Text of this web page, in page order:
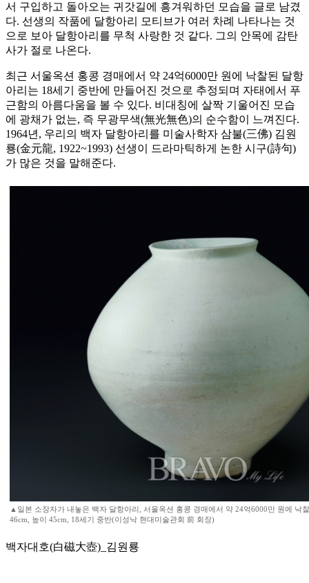
서 구입하고 돌아오는 귀갓길에 흥겨워하던 모습을 글로 남겼
다. 선생의 작품에 달항아리 모티브가 여러 차례 나타나는 것
으로 보아 달항아리를 무척 사랑한 것 같다. 그의 안목에 감탄
사가 절로 나온다.
최근 서울옥션 홍콩 경매에서 약 24억6000만 원에 낙찰된 달항
아리는 18세기 중반에 만들어진 것으로 추정되며 자태에서 푸
근함의 아름다움을 볼 수 있다. 비대칭에 살짝 기울어진 모습
에 광채가 없는, 즉 무광무색(無光無色)의 순수함이 느껴진다.
1964년, 우리의 백자 달항아리를 미술사학자 삼불(三佛) 김원
룡(金元龍, 1922~1993) 선생이 드라마틱하게 논한 시구(詩句)
가 많은 것을 말해준다.
▲일본 소장자가 내놓은 백자 달항아리, 서울옥션 홍콩 경매에서 약 24억6000만 원에 낙
46cm, 높이 45cm, 18세기 중반(이성낙 현대미술관회 前 회장)
백자대호(白磁大壺)_김원룡